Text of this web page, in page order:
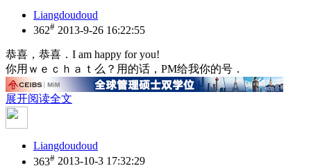
Liangdoudoud
362# 2013-9-26 16:22:55
恭喜，恭喜．I am happy for you!
你用ｗｅｃｈａｔ么？用的话，PM给我你的号．
展开阅读全文
Liangdoudoud
363# 2013-10-3 17:32:29